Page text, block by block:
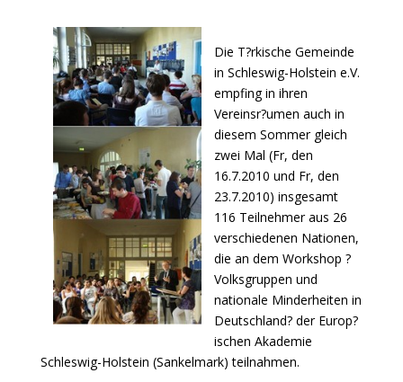
Die T?rkische Gemeinde
in Schleswig-Holstein e.V.
empfing in ihren
Vereinsr?umen auch in
diesem Sommer gleich
zwei Mal (Fr, den
16.7.2010 und Fr, den
23.7.2010) insgesamt
116 Teilnehmer aus 26
verschiedenen Nationen,
die an dem Workshop ?
Volksgruppen und
nationale Minderheiten in
Deutschland? der Europ?
ischen Akademie
Schleswig-Holstein (Sankelmark) teilnahmen.